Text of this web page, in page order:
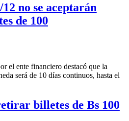
no se aceptarán
de 100
el ente financiero destacó que la
será de 10 días continuos, hasta el
billetes de Bs 100